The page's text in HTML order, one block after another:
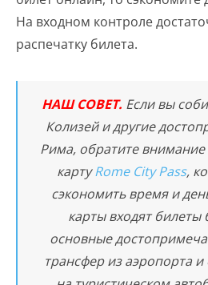
На входном контроле
распечатку билета.
НАШ СОВЕТ. Если вы
Колизей и другие
Рима, обратите внимание
картуRome City Pass,
сэкономить время и
карты входят билеты
основные
трансфер из аэропорта